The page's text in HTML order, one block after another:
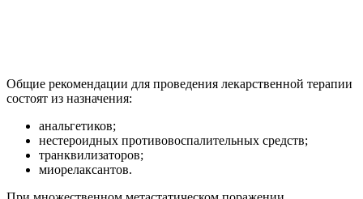
Общие рекомендации для проведения лекарственной терапии
состоят из назначения:
анальгетиков;
нестероидных противовоспалительных средств;
транквилизаторов;
миорелаксантов.